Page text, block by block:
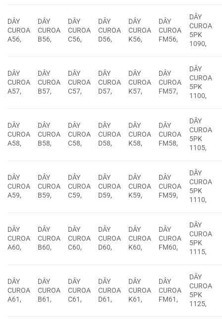
DÂY
CUROA
A56,
DÂY
CUROA
B56,
DÂY
CUROA
C56,
DÂY
CUROA
D56,
DÂY
CUROA
K56,
DÂY
CUROA
FM56,
DÂY
CUROA
5PK
1090,
DÂY
CUROA
A57,
DÂY
CUROA
B57,
DÂY
CUROA
C57,
DÂY
CUROA
D57,
DÂY
CUROA
K57,
DÂY
CUROA
FM57,
DÂY
CUROA
5PK
1100,
DÂY
CUROA
A58,
DÂY
CUROA
B58,
DÂY
CUROA
C58,
DÂY
CUROA
D58,
DÂY
CUROA
K58,
DÂY
CUROA
FM58,
DÂY
CUROA
5PK
1105,
DÂY
CUROA
A59,
DÂY
CUROA
B59,
DÂY
CUROA
C59,
DÂY
CUROA
D59,
DÂY
CUROA
K59,
DÂY
CUROA
FM59,
DÂY
CUROA
5PK
1110,
DÂY
CUROA
A60,
DÂY
CUROA
B60,
DÂY
CUROA
C60,
DÂY
CUROA
D60,
DÂY
CUROA
K60,
DÂY
CUROA
FM60,
DÂY
CUROA
5PK
1115,
DÂY
CUROA
A61,
DÂY
CUROA
B61,
DÂY
CUROA
C61,
DÂY
CUROA
D61,
DÂY
CUROA
K61,
DÂY
CUROA
FM61,
DÂY
CUROA
5PK
1125,